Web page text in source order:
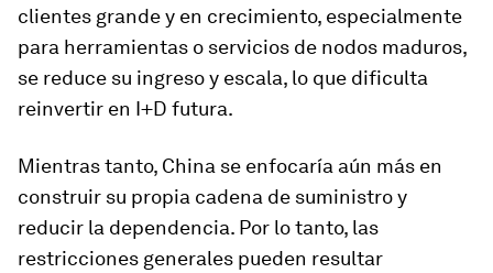
clientes grande y en crecimiento, especialmente
para herramientas o servicios de nodos maduros,
se reduce su ingreso y escala, lo que dificulta
reinvertir en I+D futura.
Mientras tanto, China se enfocaría aún más en
construir su propia cadena de suministro y
reducir la dependencia. Por lo tanto, las
restricciones generales pueden resultar